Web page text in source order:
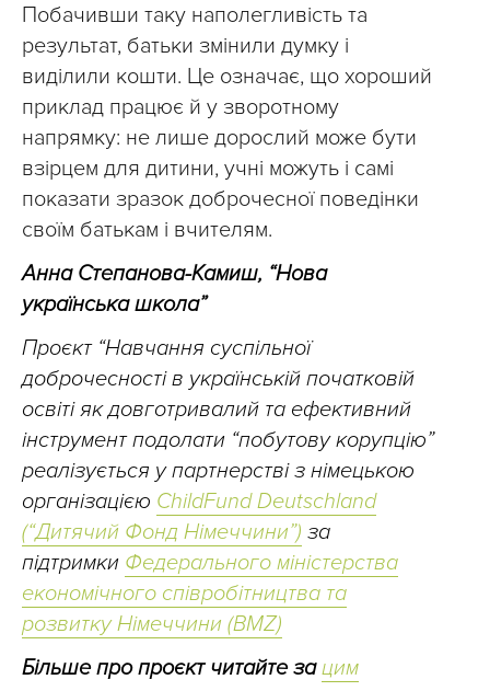
Побачивши таку наполегливість та
результат, батьки змінили думку і
виділили кошти. Це означає, що хороший
приклад працює й у зворотному
напрямку: не лише дорослий може бути
взірцем для дитини, учні можуть і самі
показати зразок доброчесної поведінки
своїм батькам і вчителям.
Анна Степанова-Камиш, “Нова
українська школа”
Проєкт “Навчання суспільної
доброчесності в українській початковій
освіті як довготривалий та ефективний
інструмент подолати “побутову корупцію”
реалізується у партнерстві з німецькою
організацією ChildFund Deutschland
(“Дитячий Фонд Німеччини”) за
підтримки Федерального міністерства
економічного співробітництва та
розвитку Німеччини (BMZ)
Більше про проєкт читайте зацим